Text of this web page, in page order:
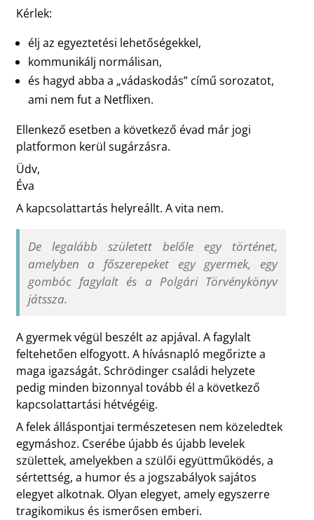
Kérlek:
élj az egyeztetési lehetőségekkel,
kommunikálj normálisan,
és hagyd abba a „vádaskodás” című sorozatot,
ami nem fut a Netflixen.
Ellenkező esetben a következő évad már jogi
platformon kerül sugárzásra.
Üdv,
Éva
A kapcsolattartás helyreállt. A vita nem.
De legalább született belőle egy történet,
amelyben a főszerepeket egy gyermek, egy
gombóc fagylalt és a Polgári Törvénykönyv
játssza.
A gyermek végül beszélt az apjával. A fagylalt
feltehetően elfogyott. A hívásnapló megőrizte a
maga igazságát. Schrödinger családi helyzete
pedig minden bizonnyal tovább él a következő
kapcsolattartási hétvégéig.
A felek álláspontjai természetesen nem közeledtek
egymáshoz. Cserébe újabb és újabb levelek
születtek, amelyekben a szülői együttműködés, a
sértettség, a humor és a jogszabályok sajátos
elegyet alkotnak. Olyan elegyet, amely egyszerre
tragikomikus és ismerősen emberi.